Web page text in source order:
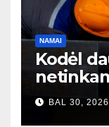
NAMAI
Kodėl
– ir to
BAL 30, 2026